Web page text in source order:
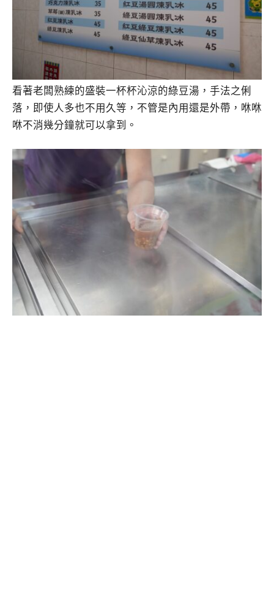
看著老闆熟練的盛裝一杯杯沁涼的綠豆湯，手法之俐
落，即使人多也不用久等，不管是內用還是外帶，咻咻
咻不消幾分鐘就可以拿到。